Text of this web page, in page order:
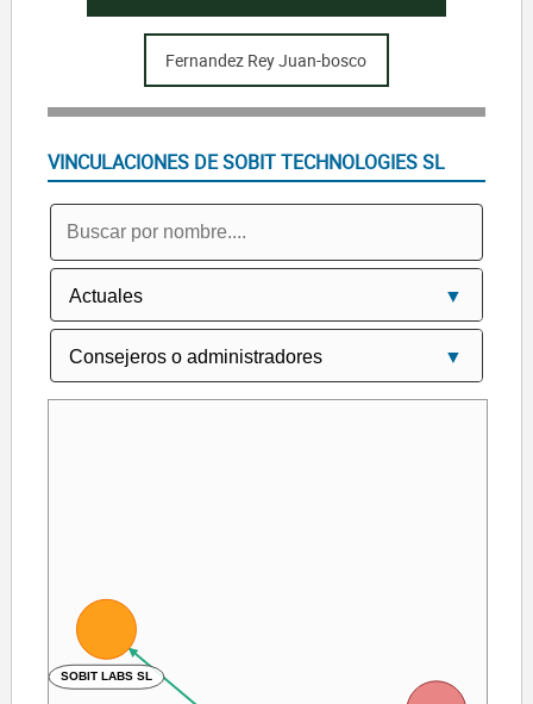
Fernandez Rey Juan-bosco
VINCULACIONES DE SOBIT TECHNOLOGIES SL
SOBIT LABS SL